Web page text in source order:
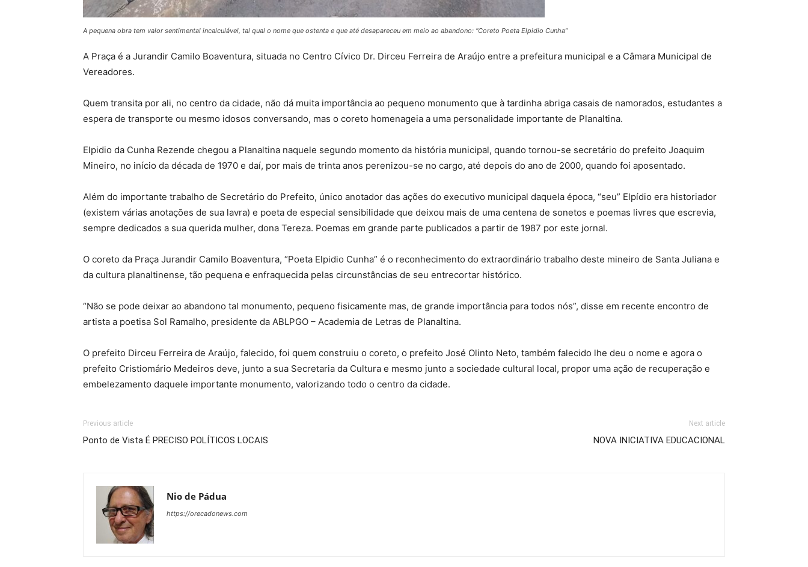
A pequena obra tem valor sentimental incalculável, tal qual o nome que ostenta e que até desapareceu em meio ao abandono: “Coreto Poeta Elpidio Cunha”
A Praça é a Jurandir Camilo Boaventura, situada no Centro Cívico Dr. Dirceu Ferreira de Araújo entre a prefeitura municipal e a Câmara Municipal de
Vereadores.
Quem transita por ali, no centro da cidade, não dá muita importância ao pequeno monumento que à tardinha abriga casais de namorados, estudantes a
espera de transporte ou mesmo idosos conversando, mas o coreto homenageia a uma personalidade importante de Planaltina.
Elpidio da Cunha Rezende chegou a Planaltina naquele segundo momento da história municipal, quando tornou-se secretário do prefeito Joaquim
Mineiro, no início da década de 1970 e daí, por mais de trinta anos perenizou-se no cargo, até depois do ano de 2000, quando foi aposentado.
Além do importante trabalho de Secretário do Prefeito, único anotador das ações do executivo municipal daquela época, “seu” Elpídio era historiador
(existem várias anotações de sua lavra) e poeta de especial sensibilidade que deixou mais de uma centena de sonetos e poemas livres que escrevia,
sempre dedicados a sua querida mulher, dona Tereza. Poemas em grande parte publicados a partir de 1987 por este jornal.
O coreto da Praça Jurandir Camilo Boaventura, “Poeta Elpidio Cunha” é o reconhecimento do extraordinário trabalho deste mineiro de Santa Juliana e
da cultura planaltinense, tão pequena e enfraquecida pelas circunstâncias de seu entrecortar histórico.
“Não se pode deixar ao abandono tal monumento, pequeno fisicamente mas, de grande importância para todos nós”, disse em recente encontro de
artista a poetisa Sol Ramalho, presidente da ABLPGO – Academia de Letras de Planaltina.
O prefeito Dirceu Ferreira de Araújo, falecido, foi quem construiu o coreto, o prefeito José Olinto Neto, também falecido lhe deu o nome e agora o
prefeito Cristiomário Medeiros deve, junto a sua Secretaria da Cultura e mesmo junto a sociedade cultural local, propor uma ação de recuperação e
embelezamento daquele importante monumento, valorizando todo o centro da cidade.
Previous article
Ponto de Vista É PRECISO POLÍTICOS LOCAIS
Next article
NOVA INICIATIVA EDUCACIONAL
Nio de Pádua
https://orecadonews.com